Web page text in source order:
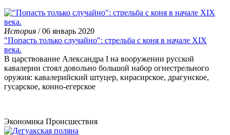
История / 06 январь 2020
"Попасть только случайно": стрельба с коня в начале XIX
века.
В царствование Александра I на вооружении русской
кавалерии стоял довольно большой набор огнестрельного
оружия: кавалерийский штуцер, кирасирское, драгунское,
гусарское, конно-егерское
Экономика Происшествия